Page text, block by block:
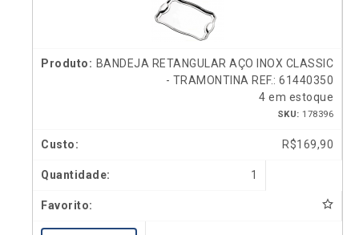
BANDEJA RETANGULAR AÇO INOX CLASSIC
- TRAMONTINA REF.: 61440350
4 em estoque
SKU: 178396
R$169,90
1